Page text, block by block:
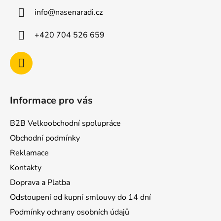
info@nasenaradi.cz
+420 704 526 659
Informace pro vás
B2B Velkoobchodní spolupráce
Obchodní podmínky
Reklamace
Kontakty
Doprava a Platba
Odstoupení od kupní smlouvy do 14 dní
Podmínky ochrany osobních údajů